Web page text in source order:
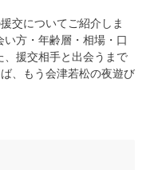
交についてご紹介しま
方・年齢層・相場・口
援交相手と出会うまで
、もう会津若松の夜遊び